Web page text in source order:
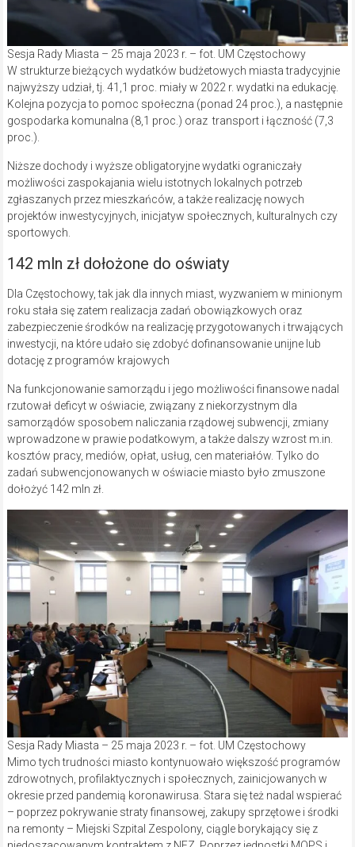
Sesja Rady Miasta – 25 maja 2023 r. – fot. UM Częstochowy
W strukturze bieżących wydatków budżetowych miasta tradycyjnie
najwyższy udział, tj. 41,1 proc. miały w 2022 r. wydatki na edukację.
Kolejna pozycja to pomoc społeczna (ponad 24 proc.), a następnie
gospodarka komunalna (8,1 proc.) oraz transport i łączność (7,3
proc.).
Niższe dochody i wyższe obligatoryjne wydatki ograniczały
możliwości zaspokajania wielu istotnych lokalnych potrzeb
zgłaszanych przez mieszkańców, a także realizację nowych
projektów inwestycyjnych, inicjatyw społecznych, kulturalnych czy
sportowych.
142 mln zł dołożone do oświaty
Dla Częstochowy, tak jak dla innych miast, wyzwaniem w minionym
roku stała się zatem realizacja zadań obowiązkowych oraz
zabezpieczenie środków na realizację przygotowanych i trwających
inwestycji, na które udało się zdobyć dofinansowanie unijne lub
dotację z programów krajowych
Na funkcjonowanie samorządu i jego możliwości finansowe nadal
rzutował deficyt w oświacie, związany z niekorzystnym dla
samorządów sposobem naliczania rządowej subwencji, zmiany
wprowadzone w prawie podatkowym, a także dalszy wzrost m.in.
kosztów pracy, mediów, opłat, usług, cen materiałów. Tylko do
zadań subwencjonowanych w oświacie miasto było zmuszone
dołożyć 142 mln zł.
Sesja Rady Miasta – 25 maja 2023 r. – fot. UM Częstochowy
Mimo tych trudności miasto kontynuowało większość programów
zdrowotnych, profilaktycznych i społecznych, zainicjowanych w
okresie przed pandemią koronawirusa. Stara się też nadal wspierać
– poprzez pokrywanie straty finansowej, zakupy sprzętowe i środki
na remonty – Miejski Szpital Zespolony, ciągle borykający się z